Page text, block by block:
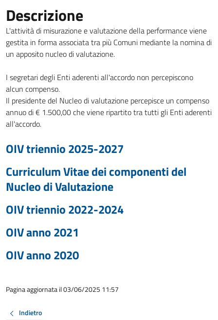
Descrizione
L'attività di misurazione e valutazione della performance viene
gestita in forma associata tra più Comuni mediante la nomina di
un apposito nucleo di valutazione.
I segretari degli Enti aderenti all'accordo non percepiscono
alcun compenso.
Il presidente del Nucleo di valutazione percepisce un compenso
annuo di € 1.500,00 che viene ripartito tra tutti gli Enti aderenti
all'accordo.
OIV triennio 2025-2027
Curriculum Vitae dei componenti del
Nucleo di Valutazione
OIV triennio 2022-2024
OIV anno 2021
OIV anno 2020
Pagina aggiornata il 03/06/2025 11:57
Indietro